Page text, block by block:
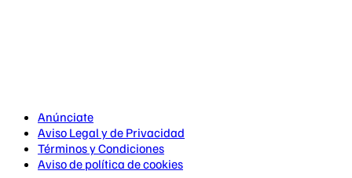
Anúnciate
Aviso Legal y de Privacidad
Términos y Condiciones
Aviso de política de cookies